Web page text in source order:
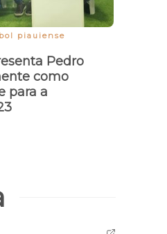
piauiense
Pedro
como
para a